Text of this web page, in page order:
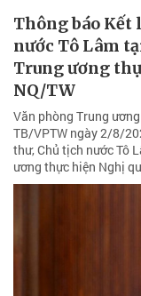
Thông báo Kết
nước Tô Lâm
Trung ương
NQ/TW
Văn phòng Trung
TB/VPTW ngày 2/8/
thư, Chủ tịch nước Tô
ương thực hiện Nghị